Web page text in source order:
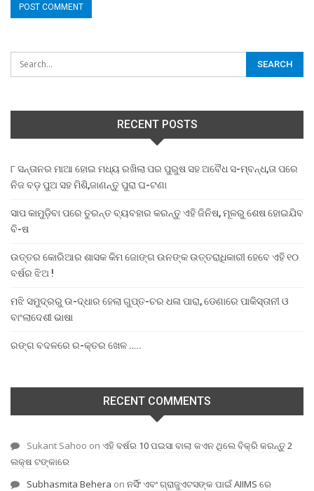
RECENT POSTS
୮ ସନ୍ତାନର ମାଆ ହୋଇ ମଧ୍ୟ ରଖିଲା ପର ପୁରୁଷ ସହ ଅବୈଧ ସ-ମ୍ବନ୍ଧ,ତା ପରେ
ନିଜ ବଡ଼ ପୁଅ ସହ ମିଶି,ଜାଣନ୍ତୁ ପୁରା ଘ-ଟଣା
ସାପ କାମୁଡ଼ିବା ପରେ ତୁରନ୍ତ ବ୍ୟବହାର କରନ୍ତୁ ଏହି ଜିନିଷ, ମୂଳରୁ ଶେଷ ହୋଇଯିବ
ବି-ଷ
ଉତ୍ତର କୋରିଆର ଶାସକ କିମ ଜୋଙ୍ଗ ଉନଙ୍କ ଉତ୍ତରାଧିକାରୀ ହେବେ ଏହି ୧୦
ବର୍ଷର ଝିଅ !
ମଝି ସମୁଦ୍ରରୁ ଉ-ଦ୍ଧାର ହେଲା ଗୁପ୍ତ-ଚର ଧଳା ପାରା, ଡେଣାରେ ପାକିସ୍ତାନୀ ଓ
ବାଂଲାଦେଶୀ ଭାଷା
ରଙ୍ଗ ବଦଳରେ ର-କ୍ତର ଖେଳ …..
RECENT COMMENTS
Sukant Sahoo on ଏହି ବର୍ଷର 10 ପଇସା ବାଲା କଏନ ଥିଲେ ବିକ୍ରି କରନ୍ତୁ 2
ଲକ୍ଷ ଟଙ୍କାରେ
Subhasmita Behera on ନର୍ସିଂ ଏବଂ ଗ୍ରାଜୁଏଟସଙ୍କ ପାଇଁ AIIMS ରେ